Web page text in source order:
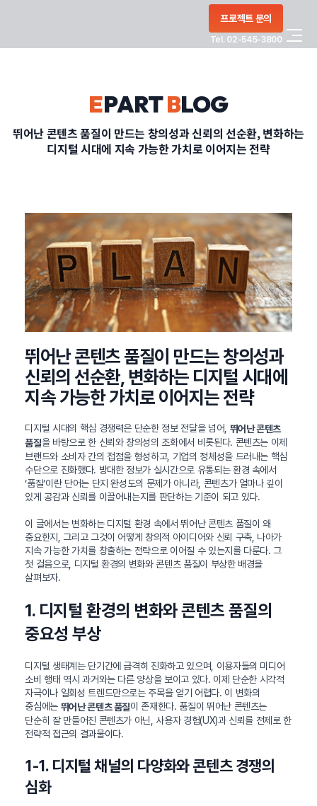
프로젝트 문의
Tel. 02-545-3800
PORTFOLIO
CONTACT
정부지원사업
EPARTBLOG
뛰어난 콘텐츠 품질이 만드는 창의성과 신뢰의 선순환, 변화하는
디지털 시대에 지속 가능한 가치로 이어지는 전략
뛰어난 콘텐츠 품질이 만드는 창의성과
신뢰의 선순환, 변화하는 디지털 시대에
지속 가능한 가치로 이어지는 전략
디지털 시대의 핵심 경쟁력은 단순한 정보 전달을 넘어, 뛰어난 콘텐츠
품질을 바탕으로 한 신뢰와 창의성의 조화에서 비롯된다. 콘텐츠는 이제
브랜드와 소비자 간의 접점을 형성하고, 기업의 정체성을 드러내는 핵심
수단으로 진화했다. 방대한 정보가 실시간으로 유통되는 환경 속에서
‘품질’이란 단어는 단지 완성도의 문제가 아니라, 콘텐츠가 얼마나 깊이
있게 공감과 신뢰를 이끌어내는지를 판단하는 기준이 되고 있다.
이 글에서는 변화하는 디지털 환경 속에서 뛰어난 콘텐츠 품질이 왜
중요한지, 그리고 그것이 어떻게 창의적 아이디어와 신뢰 구축, 나아가
지속 가능한 가치를 창출하는 전략으로 이어질 수 있는지를 다룬다. 그
첫 걸음으로, 디지털 환경의 변화와 콘텐츠 품질이 부상한 배경을
살펴보자.
1. 디지털 환경의 변화와 콘텐츠 품질의
중요성 부상
디지털 생태계는 단기간에 급격히 진화하고 있으며, 이용자들의 미디어
소비 행태 역시 과거와는 다른 양상을 보이고 있다. 이제 단순한 시각적
자극이나 일회성 트렌드만으로는 주목을 얻기 어렵다. 이 변화의
중심에는 뛰어난 콘텐츠 품질이 존재한다. 품질이 뛰어난 콘텐츠는
단순히 잘 만들어진 콘텐츠가 아닌, 사용자 경험(UX)과 신뢰를 전제로 한
전략적 접근의 결과물이다.
1-1. 디지털 채널의 다양화와 콘텐츠 경쟁의
심화